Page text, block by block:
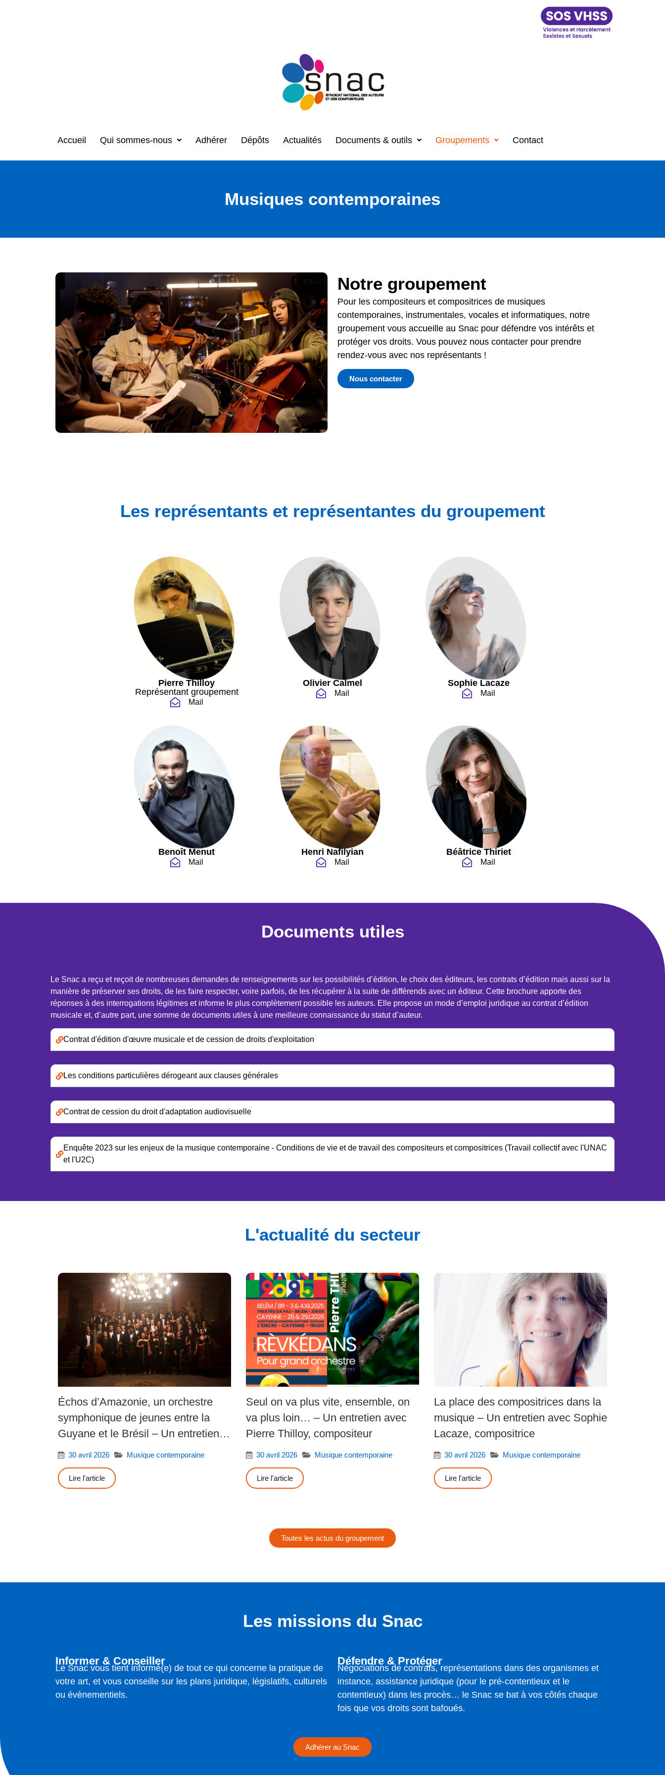
Accueil Qui sommes-nous Adhérer Dépôts Actualités Documents & outils Groupements Contact
Musiques contemporaines
Notre groupement
Pour les compositeurs et compositrices de musiques
contemporaines, instrumentales, vocales et informatiques, notre
groupement vous accueille au Snac pour défendre vos intérêts et
protéger vos droits. Vous pouvez nous contacter pour prendre
rendez-vous avec nos représentants !
Nous contacter
Les représentants et représentantes du groupement
Pierre Thilloy
Représentant groupement
Mail
Olivier Calmel
Mail
Sophie Lacaze
Mail
Benoît Menut
Mail
Henri Nafilyian
Mail
Béâtrice Thiriet
Mail
Documents utiles
Le Snac a reçu et reçoit de nombreuses demandes de renseignements sur les possibilités d’édition, le choix des éditeurs, les contrats d’édition mais aussi sur la
manière de préserver ses droits, de les faire respecter, voire parfois, de les récupérer à la suite de différends avec un éditeur. Cette brochure apporte des
réponses à des interrogations légitimes et informe le plus complètement possible les auteurs. Elle propose un mode d’emploi juridique au contrat d’édition
musicale et, d’autre part, une somme de documents utiles à une meilleure connaissance du statut d’auteur.
Contrat d'édition d'œuvre musicale et de cession de droits d'exploitation
Les conditions particulières dérogeant aux clauses générales
Contrat de cession du droit d'adaptation audiovisuelle
Enquête 2023 sur les enjeux de la musique contemporaine - Conditions de vie et de travail des compositeurs et compositrices (Travail collectif avec l'UNAC
et l'U2C)
L'actualité du secteur
Échos d’Amazonie, un orchestre
symphonique de jeunes entre la
Guyane et le Brésil – Un entretien
avec Michaëlle Ngo Yamb Ngan
30 avril 2026 Musique contemporaine
Lire l'article
Seul on va plus vite, ensemble, on
va plus loin… – Un entretien avec
Pierre Thilloy, compositeur
30 avril 2026 Musique contemporaine
Lire l'article
La place des compositrices dans la
musique – Un entretien avec Sophie
Lacaze, compositrice
30 avril 2026 Musique contemporaine
Lire l'article
Toutes les actus du groupement
Les missions du Snac
Informer & Conseiller
Le Snac vous tient informé(e) de tout ce qui concerne la pratique de
votre art, et vous conseille sur les plans juridique, législatifs, culturels
ou évènementiels.
Défendre & Protéger
Négociations de contrats, représentations dans des organismes et
instance, assistance juridique (pour le pré-contentieux et le
contentieux) dans les procès… le Snac se bat à vos côtés chaque
fois que vos droits sont bafoués.
Adhérer au Snac